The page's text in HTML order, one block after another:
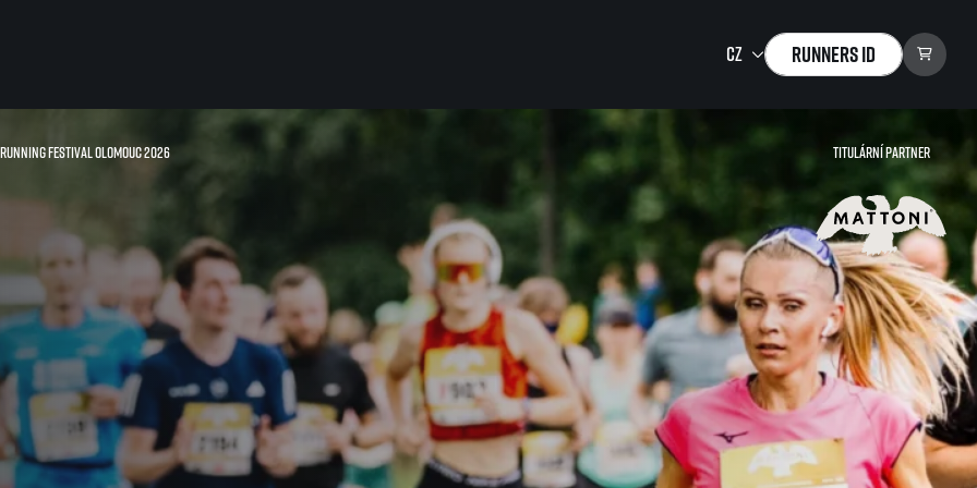
Runners ID
Pro běžce
Pro závodníky
Pravidla a všeobecné informace
Vše k pojištění
Přeregistrace na jiného závodníka
Pověření k vyzvednutí čísla
Reklamace výsledků
Vaše Fotografie
Inspirace
Příběhy běžců
RunCzech Story
AIMS Race Calendar
Užitečné
Naši partneři
Historie
Pro veřejnost
FAQ (Často kladené dotazy)
Oznámení fúze
Dobrovolníci
Dárkové poukazy
Šablony k dárkovému poukazu ke
Running Mall
Vítejte v Running Mall
Individuální trénink
Skupinové tréninky
Firemní tréninky
Masáže
Festival Olomouc 2026 Titulární partner